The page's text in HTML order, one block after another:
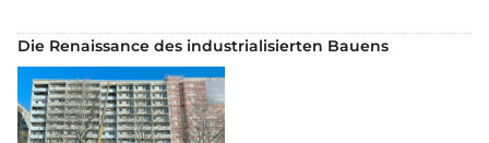
Die Renaissance des industrialisierten Bauens